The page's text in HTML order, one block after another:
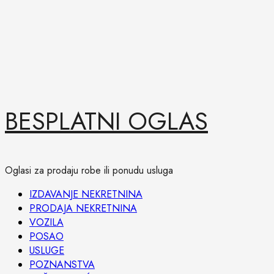
Skip
to
content
BESPLATNI OGLAS
Oglasi za prodaju robe ili ponudu usluga
Primary
Menu
IZDAVANJE NEKRETNINA
PRODAJA NEKRETNINA
VOZILA
POSAO
USLUGE
POZNANSTVA